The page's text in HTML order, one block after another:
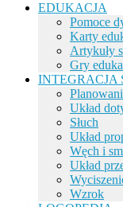
EDUKACJA
Pomoce
Karty
Artykuły
Gry
INTEGRACJA
Układ
Słuch
Układ
Węch i
Układ
Wzrok